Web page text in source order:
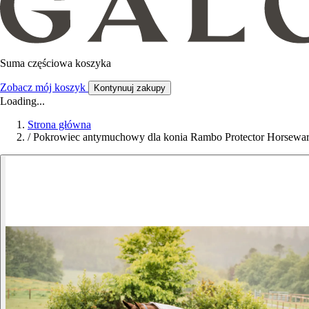
Suma częściowa koszyka
Zobacz mój koszyk Kontynuuj zakupy
Loading...
Strona główna
/ Pokrowiec antymuchowy dla konia Rambo Protector